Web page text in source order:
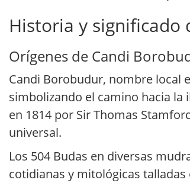
Historia y significado
Orígenes de Candi
Candi Borobudur, nombre local
simbolizando el camino hacia
en 1814 por Sir Thomas
universal.
Los 504 Budas en diversas
cotidianas y mitológicas